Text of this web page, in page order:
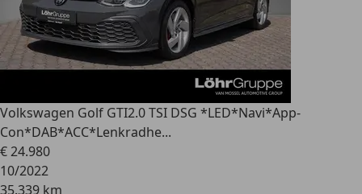
Volkswagen Golf GTI2.0 TSI DSG *LED*Navi*App-
Con*DAB*ACC*Lenkradhe...
€ 24.980
10/2022
35.339 km